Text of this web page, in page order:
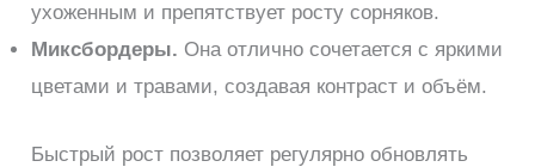
ухоженным и препятствует росту сорняков.
Миксбордеры. Она отлично сочетается с яркими
цветами и травами, создавая контраст и объём.
Быстрый рост позволяет регулярно обновлять